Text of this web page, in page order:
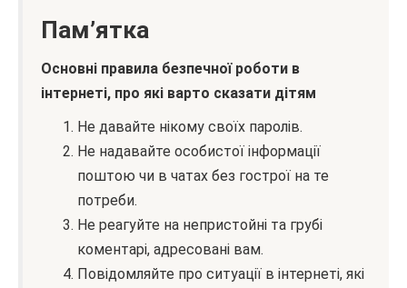
Пам’ятка
Основні правила безпечної роботи в
інтернеті, про які варто сказати дітям
Не давайте нікому своїх паролів.
Не надавайте особистої інформації
поштою чи в чатах без гострої на те
потреби.
Не реагуйте на непристойні та грубі
коментарі, адресовані вам.
Повідомляйте про ситуації в інтернеті, які